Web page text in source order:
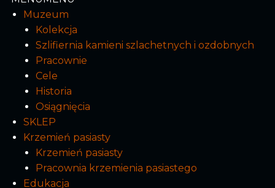
Muzeum
Kolekcja
Szlifiernia kamieni szlachetnych i ozdobnych
Pracownie
Cele
Historia
Osiągnięcia
SKLEP
Krzemień pasiasty
Krzemień pasiasty
Pracownia krzemienia pasiastego
Edukacja